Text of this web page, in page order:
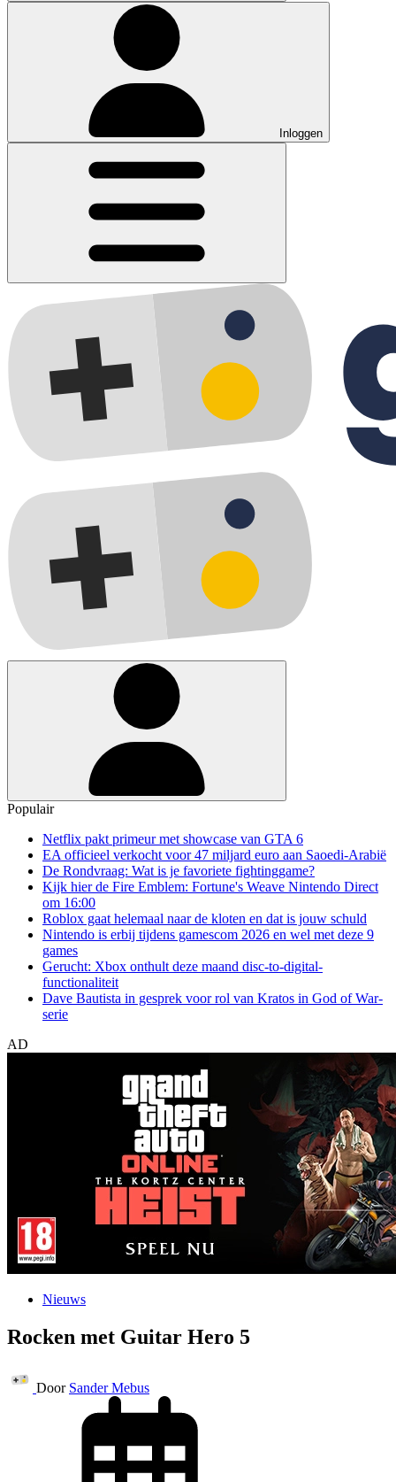
Inloggen
Populair
Netflix pakt primeur met showcase van GTA 6
EA officieel verkocht voor 47 miljard euro aan Saoedi-Arabië
De Rondvraag: Wat is je favoriete fightinggame?
Kijk hier de Fire Emblem: Fortune's Weave Nintendo Direct
om 16:00
Roblox gaat helemaal naar de kloten en dat is jouw schuld
Nintendo is erbij tijdens gamescom 2026 en wel met deze 9
games
Gerucht: Xbox onthult deze maand disc-to-digital-
functionaliteit
Dave Bautista in gesprek voor rol van Kratos in God of War-
serie
AD
Nieuws
Rocken met Guitar Hero 5
Door Sander Mebus